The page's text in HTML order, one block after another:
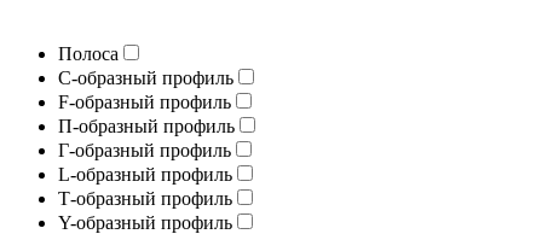
Полоса
С-образный профиль
F-образный профиль
П-образный профиль
Г-образный профиль
L-образный профиль
Т-образный профиль
Y-образный профиль